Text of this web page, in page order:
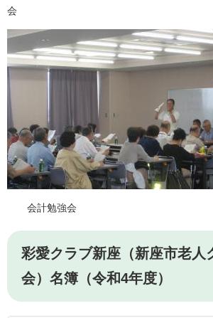
会 ボウリン
会計勉強会
彩愛クラブ新座（新座市老人
会）名簿（令和4年度）